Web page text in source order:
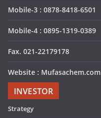
Mobile-3 : 0878-8418-6501
Mobile-4 : 0895-1319-0389
Fax. 021-22179178
Website : Mufasachem.com
INVESTOR
Strategy